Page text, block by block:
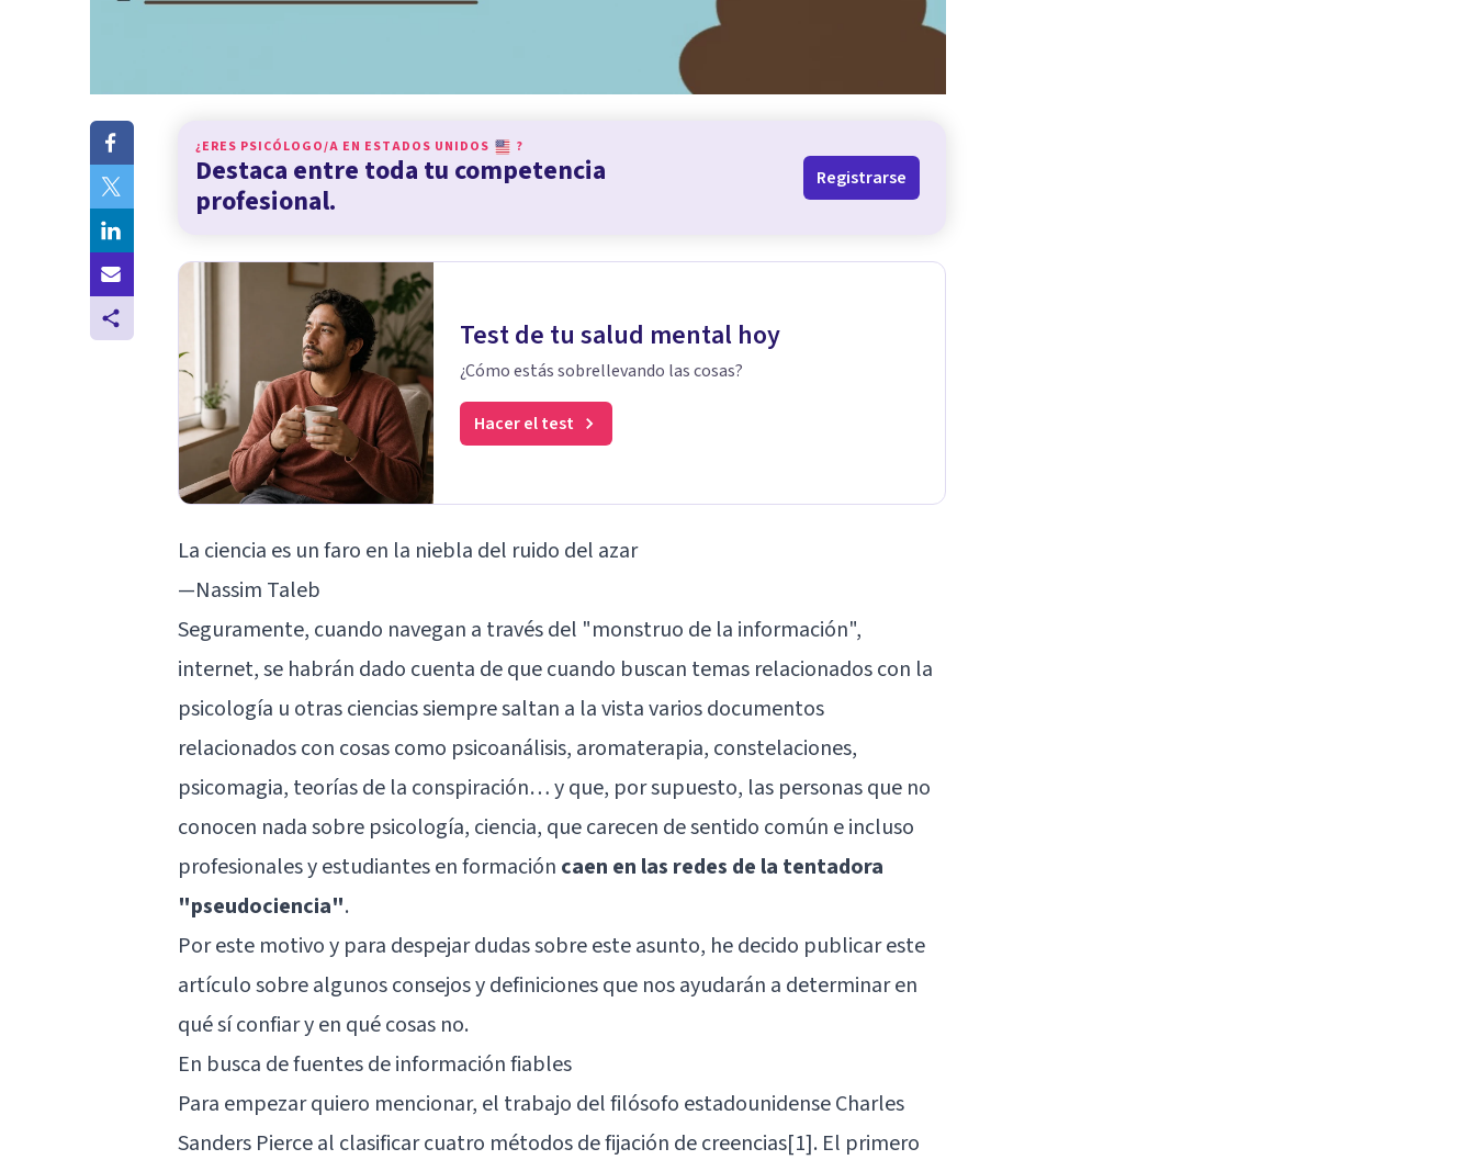
¿ERES PSICÓLOGO/A EN ESTADOS UNIDOS ?
Destaca entre toda tu competencia
profesional.
Registrarse
Test de tu salud mental hoy
¿Cómo estás sobrellevando las cosas?
Hacer el test
La ciencia es un faro en la niebla del ruido del azar
—Nassim Taleb
Seguramente, cuando navegan a través del "monstruo de la información",
internet, se habrán dado cuenta de que cuando buscan temas relacionados con la
psicología u otras ciencias siempre saltan a la vista varios documentos
relacionados con cosas como psicoanálisis, aromaterapia, constelaciones,
psicomagia, teorías de la conspiración… y que, por supuesto, las personas que no
conocen nada sobre psicología, ciencia, que carecen de sentido común e incluso
profesionales y estudiantes en formación caen en las redes de la tentadora
"pseudociencia".
Por este motivo y para despejar dudas sobre este asunto, he decido publicar este
artículo sobre algunos consejos y definiciones que nos ayudarán a determinar en
qué sí confiar y en qué cosas no.
En busca de fuentes de información fiables
Para empezar quiero mencionar, el trabajo del filósofo estadounidense Charles
Sanders Pierce al clasificar cuatro métodos de fijación de creencias[1]. El primero